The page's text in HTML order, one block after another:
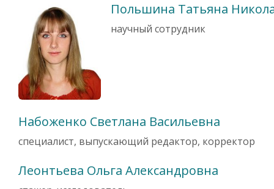
Польшина Татьяна
научный сотрудник
Набоженко Светлана Васильевна
специалист, выпускающий редактор, корректор
Леонтьева Ольга Александровна